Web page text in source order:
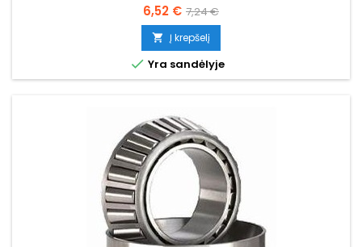
Kaina
6,52 € Bazinė
kaina
7,24 €
 Į krepšelį
 Yra sandėlyje